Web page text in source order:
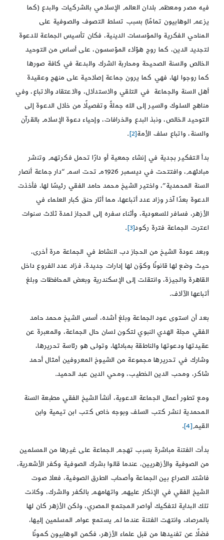
فيه مصر ومعظم بلدان العالم الإسلامي بالشركيات والبدع (كما
يزعم الوهابيون تمامًا) بسبب تسلط التصوف والصوفية على
المناحي الفكرية والمؤسسات الدينية، فكان تأسيس الجماعة للدعوة
لتجديد الدين، كما روج هؤلاء المؤسسون، على أساس من التوحيد
الخالص والسنة الصحيحة ومحاربة الشرك والبدعة في كافة صورها
كما روجوا لها، فهي كما يرون جماعة إصلاحية على منهج وعقيدة
أهل السنة والجماعة في التلقي والاستدلال، والاعتقاد والاتباع، وفي
مناهج السلوك والسير إلى الله جملةً وتفصيلًا من خلال الدعوة إلى
التوحيد الخالص، ونبذ البدع والخرافات، وإحياء دعوة الإسلام بالقرآن
والسنة، واتباع سلف الأمة[2]
.
بدأ التفكير بجدية في إنشاء جمعية أو دارًا تحمل فكرتهم وتنشر
مبادئهم، وافتتحت في ديسمبر 1926م تحت اسم “دار جماعة أنصار
السنة المحمدية”، واختير الشيخ محمد حامد الفقي رئيسًا لها، فأخذت
الدعوة بعدًا آخر وزاد عدد أتباعها، مما أثار حنق كبار العلماء في
الأزهر، فسافر للسعودية، وأثناء سفره إلى الحجاز لمدة ثلاث سنوات
اعترت الجماعة فترة ركود[3]
.
وبعد عودة الشيخ من الحجاز دب النشاط في الجماعة مرة أخرى،
حيث وضع لها قانونًا وكوّن لها إدارات جديدة، فزاد عدد الفروع داخل
القاهرة والجيزة، وانتقلت إلى الإسكندرية وبعض المحافظات وبلغ
أتباعها الآلاف.
بعد أن استوى عود الجماعة وبلغ أشده، أسس الشيخ محمد حامد
الفقي مجلة الهدي النبوي لتكون لسان حال الجماعة، والمعبرة عن
عقيدتها ودعوتها والناطقة بمبادئها، وتولى هو رئاسة تحريرها،
وشارك في تحريرها مجموعة من الشيوخ المعروفين أمثال أحمد
شاكر، ومحب الدين الخطيب، ومحي الدين عبد الحميد.
ومع تطور أعمال الجماعة الدعوية، أنشأ الشيخ الفقي مطبعة السنة
المحمدية لنشر كتب السلف وبوجه خاص كتب ابن تيمية وابن
القيم[4]
.
بدأت الفتنة مباشرة بسبب تهجم الجماعة على غيرها من المسلمين
من الصوفية والأزهريين، عندما قالوا بشرك الصوفية وكفر الأشعرية،
فاشتد الصراع بين الجماعة وأصحاب الطرق الصوفية، فعلا صوت
الشيخ الفقي في الإنكار عليهم واتهامهم بالكفر والشرك، وكانت
تلك البداية لتفكيك أواصر المجتمع المصري، ولكن الأزهر كان لها
بالمرصاد، وانتهت الفتنة عندما لم يستمع عوام المسلمين إليها،
فضلًا عن تفنيدها من قبل علماء الأزهر، فكمن الوهابيون كمونًا